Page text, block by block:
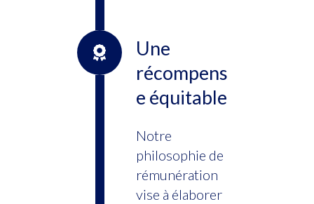
Une
récompens
e équitable
Notre
philosophie de
rémunération
vise à élaborer